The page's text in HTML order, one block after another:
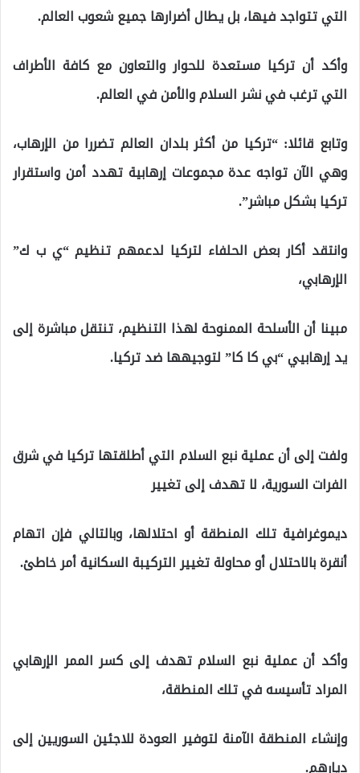
التي تتواجد فيها، بل يطال أضرارها جميع شعوب العالم.
وأكد أن تركيا مستعدة للحوار والتعاون مع كافة الأطراف
التي ترغب في نشر السلام والأمن في العالم.
وتابع قائلا: “تركيا من أكثر بلدان العالم تضررا من الإرهاب،
وهي الآن تواجه عدة مجموعات إرهابية تهدد أمن واستقرار
تركيا بشكل مباشر”.
وانتقد أكار بعض الحلفاء لتركيا لدعمهم تنظيم “ي ب ك”
الإرهابي،
مبينا أن الأسلحة الممنوحة لهذا التنظيم، تنتقل مباشرة إلى
يد إرهابيي “بي كا كا” لتوجيهها ضد تركيا.
ولفت إلى أن عملية نبع السلام التي أطلقتها تركيا في شرق
الفرات السورية، لا تهدف إلى تغيير
ديموغرافية تلك المنطقة أو احتلالها، وبالتالي فإن اتهام
أنقرة بالاحتلال أو محاولة تغيير التركيبة السكانية أمر خاطئ.
وأكد أن عملية نبع السلام تهدف إلى كسر الممر الإرهابي
المراد تأسيسه في تلك المنطقة،
وإنشاء المنطقة الآمنة لتوفير العودة للاجئين السوريين إلى